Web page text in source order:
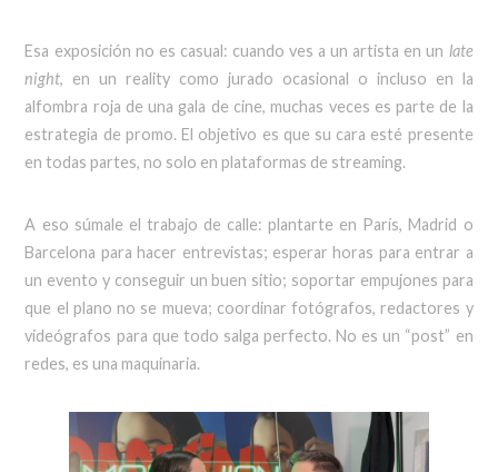
Esa exposición no es casual: cuando ves a un artista en un late
night, en un reality como jurado ocasional o incluso en la
alfombra roja de una gala de cine, muchas veces es parte de la
estrategia de promo. El objetivo es que su cara esté presente
en todas partes, no solo en plataformas de streaming.
A eso súmale el trabajo de calle: plantarte en París, Madrid o
Barcelona para hacer entrevistas; esperar horas para entrar a
un evento y conseguir un buen sitio; soportar empujones para
que el plano no se mueva; coordinar fotógrafos, redactores y
videógrafos para que todo salga perfecto. No es un “post” en
redes, es una maquinaria.